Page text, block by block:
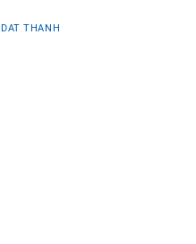
DAT THANH